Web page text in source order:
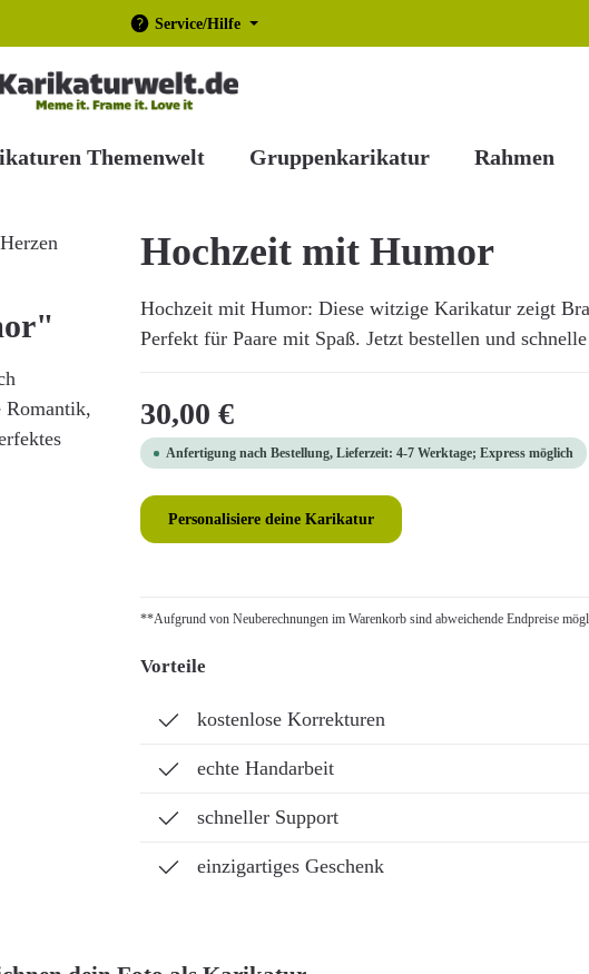
Service/Hilfe
Themenwelt Gruppenkarikatur Rahmen
Hochzeit mit Humor
Hochzeit mit Humor: Diese witzige Karikatur zeigt
Perfekt für Paare mit Spaß. Jetzt bestellen und
Regulärer Preis:
30,00 €
Anfertigung nach Bestellung, Lieferzeit: 4-7 Werktage; Express möglich
Personalisiere deine Karikatur
**Aufgrund von Neuberechnungen im Warenkorb sind abweichende Endpreise
Vorteile
kostenlose Korrekturen
echte Handarbeit
schneller Support
einzigartiges Geschenk
Romantik,